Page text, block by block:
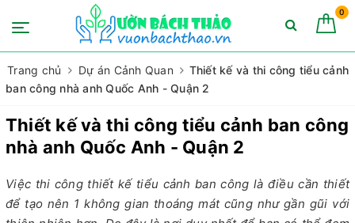
0
Trang chủ Dự án Cảnh Quan
Thiết kế và thi công tiểu cảnh
ban công nhà anh Quốc Anh - Quận 2
Thiết kế và thi công tiểu cảnh ban công
nhà anh Quốc Anh - Quận 2
Việc thi công thiết kế tiểu cảnh ban công là điều cần thiết
để tạo nên 1 không gian thoáng mát cũng như gần gũi với